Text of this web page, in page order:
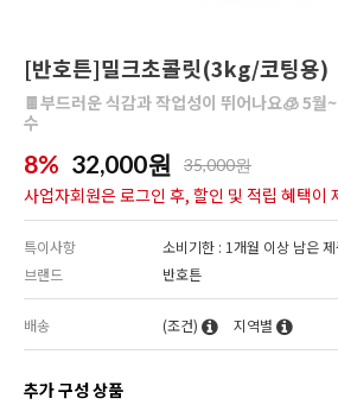
[반호튼]밀크초콜릿(3kg/코팅용)
🍫부드러운 식감과 작업성이 뛰어나요🧊 5월
수
8% 32,000원 35,000원
사업자회원은 로그인 후, 할인 및 적립 혜택이
특이사항
소비기한 : 1개월 이상 남은
브랜드
반호튼
배송 (조건) 지역별
추가 구성 상품